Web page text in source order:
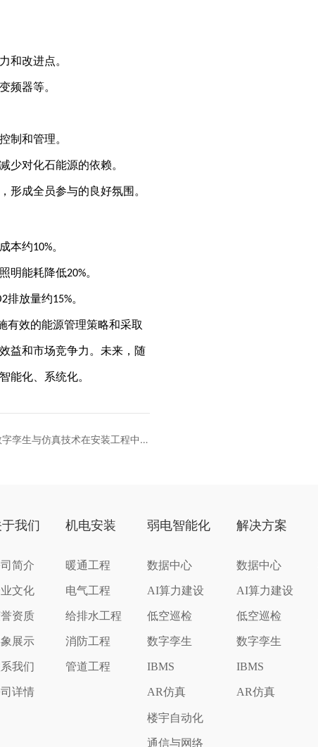
和改进点。
频器等。
制和管理。
少对化石能源的依赖。
形成全员参与的良好氛围。
本约10%。
明能耗降低20%。
排放量约15%。
有效的能源管理策略和采取
益和市场竞争力。未来，随
能化、系统化。
孪生与仿真技术在安装工程中的
于我们
简介
文化
资质
展示
我们
详情
机电安装
暖通工程
电气工程
给排水工程
消防工程
管道工程
弱电智能化
数据中心
AI算力建设
低空巡检
数字孪生
IBMS
AR仿真
楼宇自动化
通信与网络
解决方案
数据中心
AI算力建设
低空巡检
数字孪生
IBMS
AR仿真